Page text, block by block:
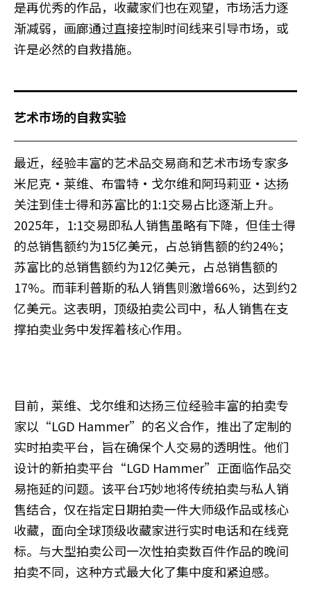
是再优秀的作品，收藏家们也在观望，市场活力逐
渐减弱，画廊通过直接控制时间线来引导市场，或
许是必然的自救措施。
艺术市场的自救实验
最近，经验丰富的艺术品交易商和艺术市场专家多
米尼克·莱维、布雷特·戈尔维和阿玛莉亚·达扬
关注到佳士得和苏富比的1:1交易占比逐渐上升。
2025年，1:1交易即私人销售虽略有下降，但佳士得
的总销售额约为15亿美元，占总销售额的约24%；
苏富比的总销售额约为12亿美元，占总销售额的
17%。而菲利普斯的私人销售则激增66%，达到约2
亿美元。这表明，顶级拍卖公司中，私人销售在支
撑拍卖业务中发挥着核心作用。
目前，莱维、戈尔维和达扬三位经验丰富的拍卖专
家以“LGD Hammer”的名义合作，推出了定制的
实时拍卖平台，旨在确保个人交易的透明性。他们
设计的新拍卖平台“LGD Hammer”正面临作品交
易拖延的问题。该平台巧妙地将传统拍卖与私人销
售结合，仅在指定日期拍卖一件大师级作品或核心
收藏，面向全球顶级收藏家进行实时电话和在线竞
标。与大型拍卖公司一次性拍卖数百件作品的晚间
拍卖不同，这种方式最大化了集中度和紧迫感。